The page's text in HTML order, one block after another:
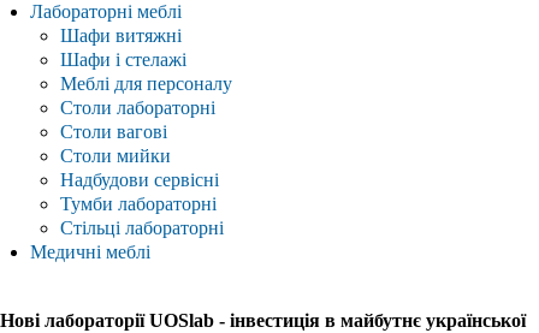
Лабораторні меблі
Шафи витяжні
Шафи і стелажі
Меблі для персоналу
Столи лабораторні
Столи вагові
Столи мийки
Надбудови сервісні
Тумби лабораторні
Стільці лабораторні
Медичні меблі
Нові лабораторії UOSlab - інвестиція в майбутнє української